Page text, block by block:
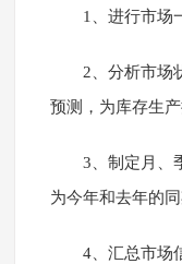
1、进行市场
2、分析市场
预测，为库存生
3、制定月、
为今年和去年的
4、汇总市场